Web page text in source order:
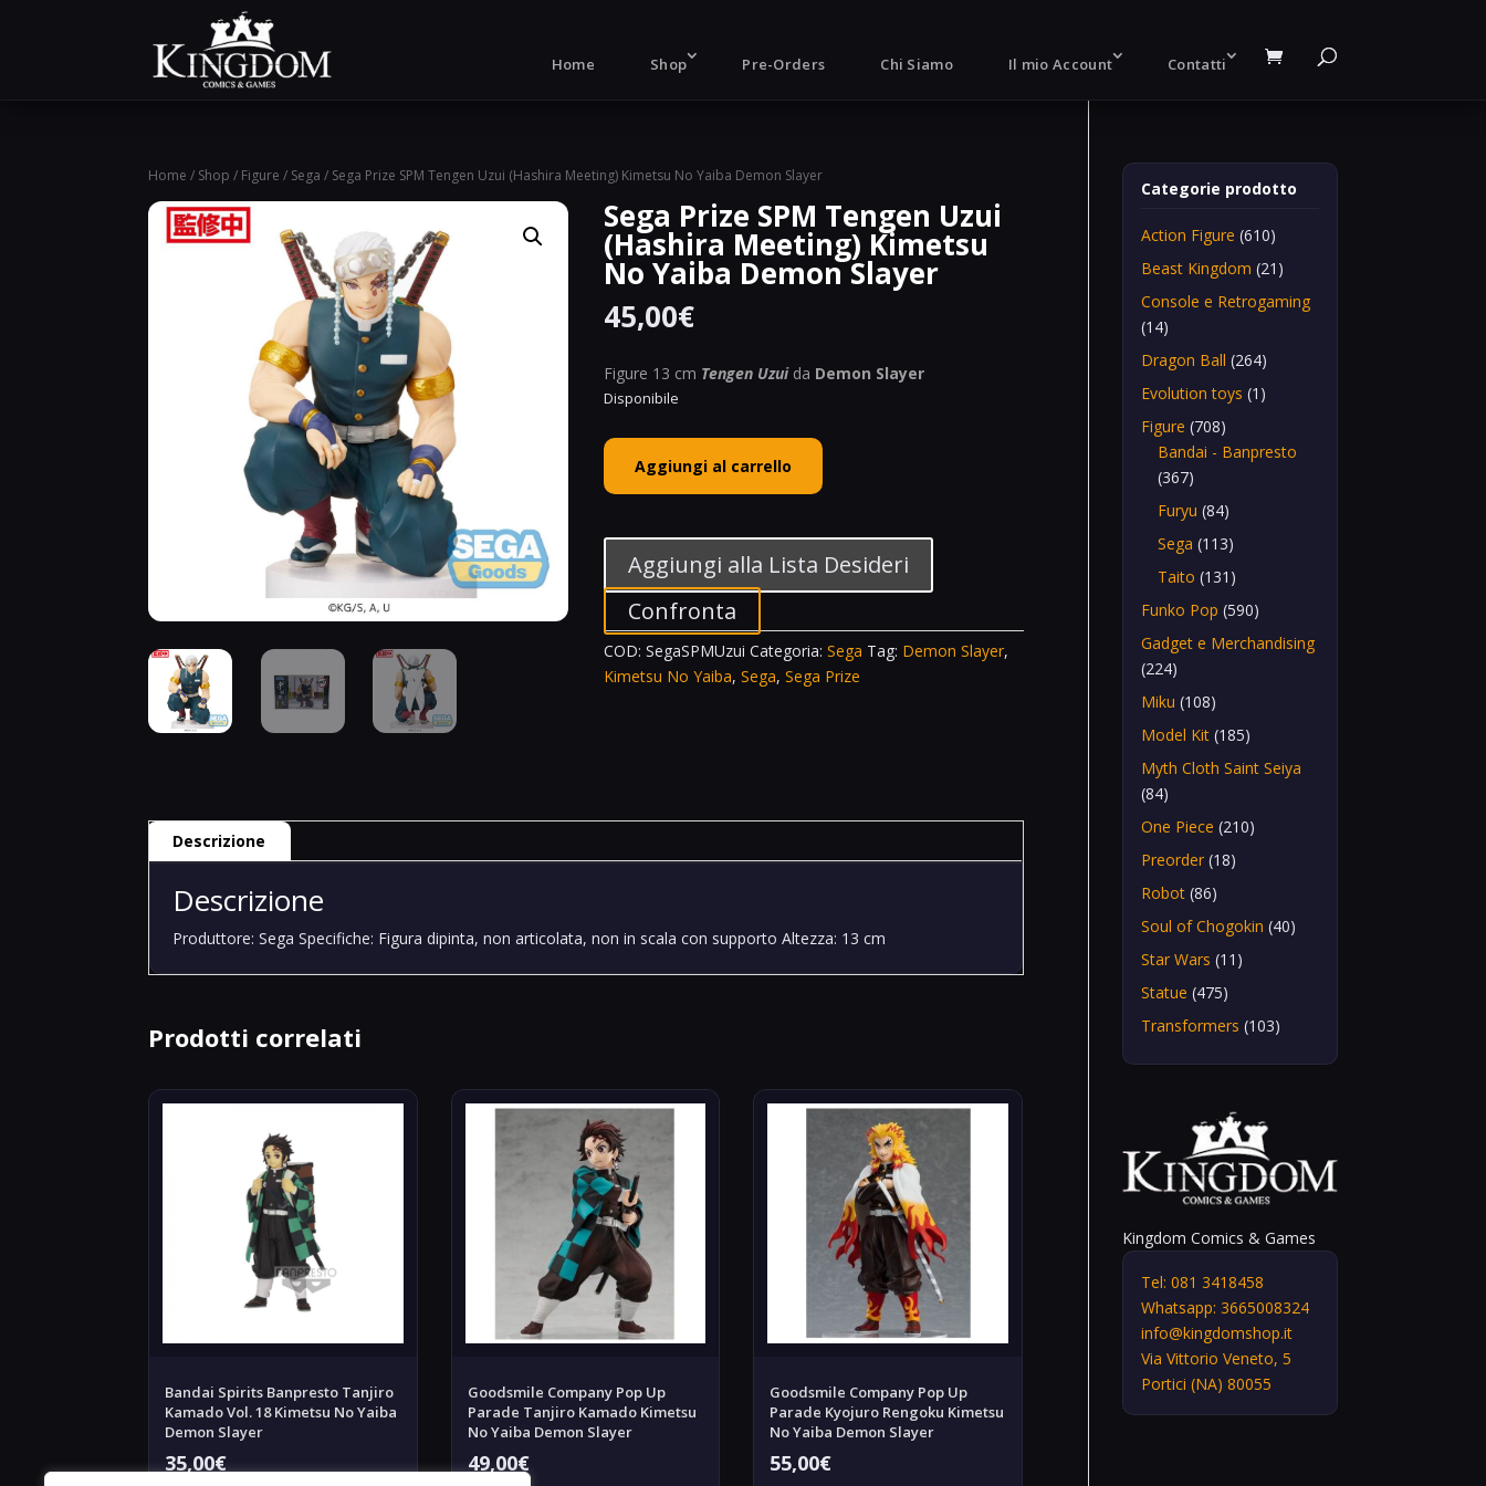
Home Shop Pre-Orders Chi Siamo Il mio Account Contatti
Home / Shop / Figure / Sega / Sega Prize SPM Tengen Uzui (Hashira Meeting) Kimetsu No Yaiba Demon Slayer
Sega Prize SPM Tengen Uzui
(Hashira Meeting) Kimetsu
No Yaiba Demon Slayer
45,00€
Figure 13 cm Tengen Uzuida Demon Slayer
Disponibile
Sega
Prize
SPM
(Hashira
Meeting)
Kimetsu
No
Yaiba
Aggiungi al carrello
Aggiungi alla Lista Desideri
Confronta
COD:SegaSPMUzui Categoria:Sega Tag: Demon Slayer,
Kimetsu No Yaiba,Sega,Sega Prize
Descrizione
Descrizione
Produttore: Sega Specifiche: Figura dipinta, non articolata, non in scala con supporto Altezza: 13 cm
Prodotti correlati
Bandai Spirits Banpresto Tanjiro
Kamado Vol. 18 Kimetsu No Yaiba
Demon Slayer
35,00€
Goodsmile Company Pop Up
Parade Tanjiro Kamado Kimetsu
No Yaiba Demon Slayer
49,00€
Goodsmile Company Pop Up
Parade Kyojuro Rengoku Kimetsu
No Yaiba Demon Slayer
55,00€
Categorie prodotto
Action Figure (610)
Beast Kingdom (21)
Console e Retrogaming
(14)
Dragon Ball (264)
Evolution toys (1)
Figure (708)
Bandai - Banpresto
(367)
Furyu (84)
Sega (113)
Taito (131)
Funko Pop (590)
Gadget e Merchandising
(224)
Miku (108)
Model Kit (185)
Myth Cloth Saint Seiya
(84)
One Piece (210)
Preorder (18)
Robot (86)
Soul of Chogokin (40)
Star Wars (11)
Statue (475)
Transformers (103)
Kingdom Comics & Games
Tel: 081 3418458
Whatsapp: 3665008324
info@kingdomshop.it
Via Vittorio Veneto, 5
Portici (NA) 80055